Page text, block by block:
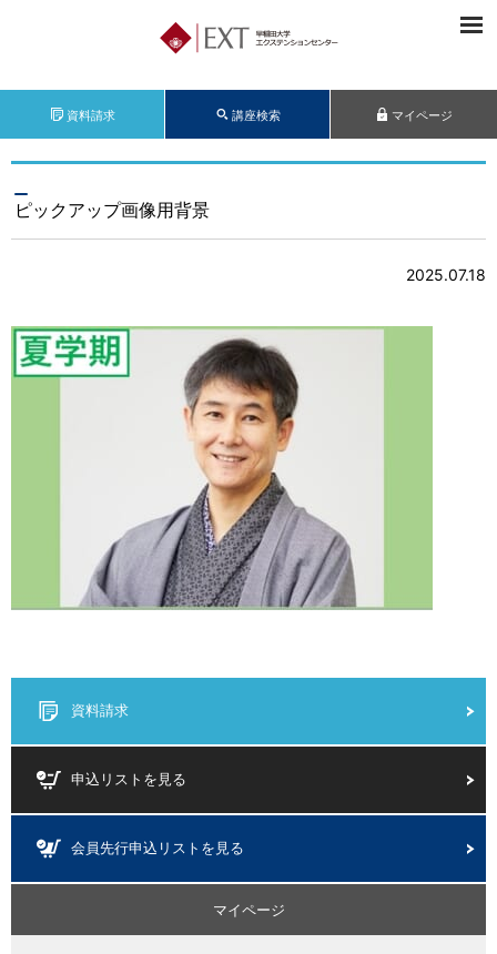
資料請求 講座検索 マイページ
ピックアップ画像用背景
2025.07.18
資料請求
申込リストを見る
会員先行申込リストを見る
マイページ